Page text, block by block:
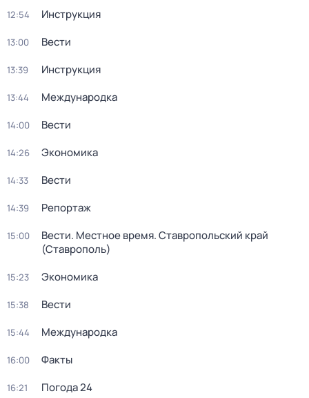
12:54 Инструкция
13:00 Вести
13:39 Инструкция
13:44 Международка
14:00 Вести
14:26 Экономика
14:33 Вести
14:39 Репортаж
15:00
Вести. Местное время. Ставропольский край
(Ставрополь)
15:23 Экономика
15:38 Вести
15:44 Международка
16:00 Факты
16:21 Погода 24